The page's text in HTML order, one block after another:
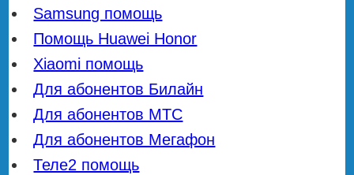
Samsung помощь
Помощь Huawei Honor
Xiaomi помощь
Для абонентов Билайн
Для абонентов МТС
Для абонентов Мегафон
Теле2 помощь